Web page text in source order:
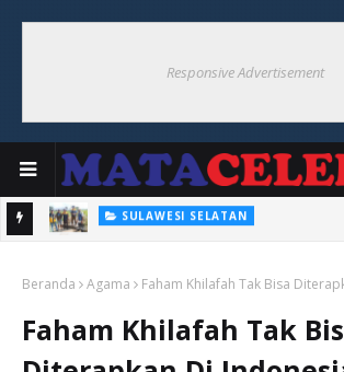
Responsive Advertisement
SULAWESI SELATAN
300 Unit Pompa Air Untuk Pertanian
PERTANIAN
Beranda Agama Faham Khilafah Tak Bisa
Faham Khilafah Tak